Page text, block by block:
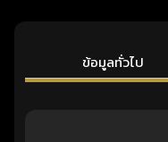
ข้อมูลทั่วไป